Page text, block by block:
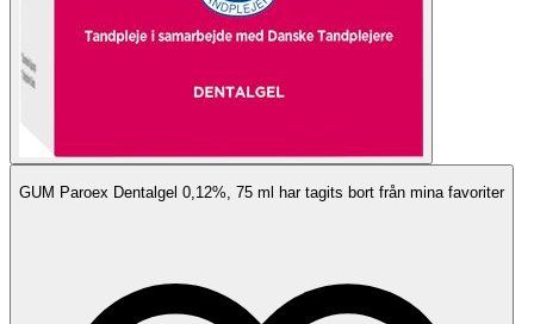
GUM Paroex Dentalgel 0,12%, 75 ml har tagits bort från mina favoriter